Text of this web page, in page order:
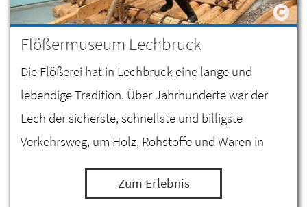
Flößermuseum Lechbruck
Die Flößerei hat in Lechbruck eine lange und
lebendige Tradition. Über Jahrhunderte war der
Lech der sicherste, schnellste und billigste
Verkehrsweg, um Holz, Rohstoffe und Waren in
weiter entfernte Absatzgebiete am Lech und an der
Zum Erlebnis